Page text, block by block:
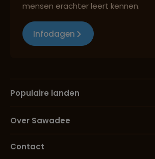
mensen erachter leert kennen.
Infodagen
Populaire landen
Over Sawadee
Contact